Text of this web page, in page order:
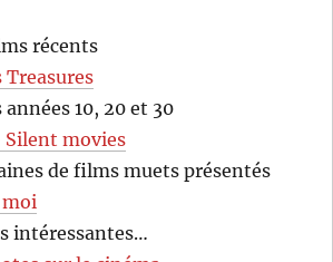
récents
Treasures
10, 20 et 30
movies
de films muets présentés
intéressantes…